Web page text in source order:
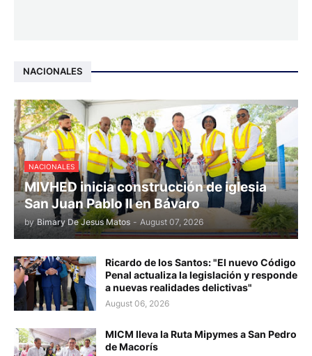
NACIONALES
NACIONALES
MIVHED inicia construcción de iglesia
San Juan Pablo II en Bávaro
by Bimary De Jesus Matos - August 07, 2026
Ricardo de los Santos: "El nuevo Código
Penal actualiza la legislación y responde
a nuevas realidades delictivas"
August 06, 2026
MICM lleva la Ruta Mipymes a San Pedro
de Macorís